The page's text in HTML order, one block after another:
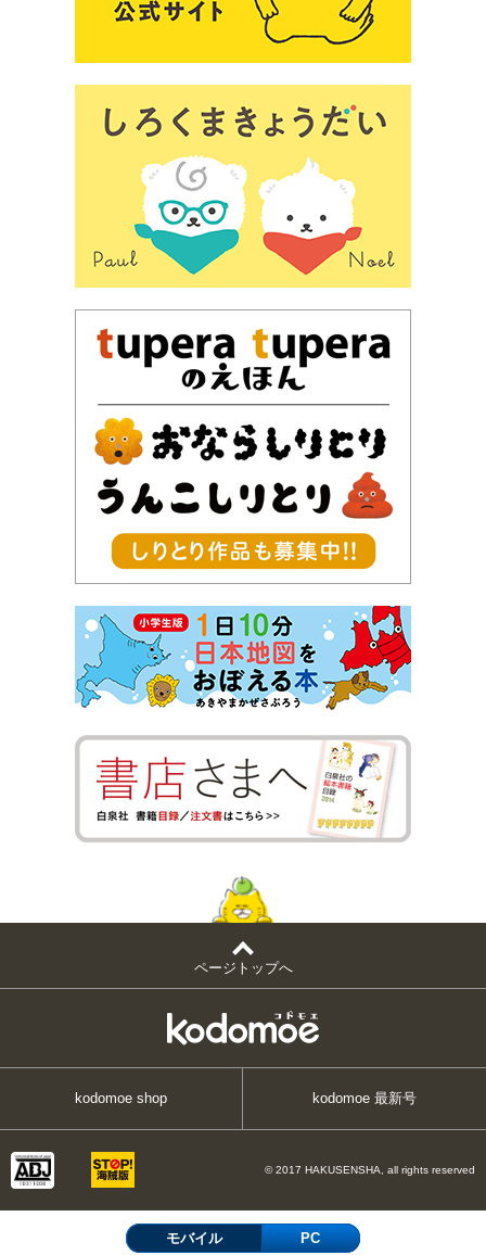
ページトップへ
kodomoe shop kodomoe 最新号
© 2017 HAKUSENSHA, all rights reserved
モバイル PC